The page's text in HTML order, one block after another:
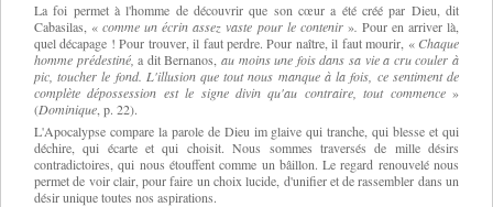
La foi permet à l'homme de découvrir que son cœur a été créé par Dieu, dit
Cabasilas, «comme un écrin assez vaste pour le contenir ». Pour en arriver là,
quel décapage ! Pour trouver, il faut perdre. Pour naître, il faut mourir, «Chaque
homme prédestiné,a dit Bernanos,au moins une fois dans sa vie a cru couler à
pic, toucher le fond. L'illusion que tout nous manque à la fois, ce sentiment de
complète dépossession est le signe divin qu'au contraire, tout commence»
(Dominique , p. 22).
L'Apocalypse compare la parole de Dieu im glaive qui tranche, qui blesse et qui
déchire, qui écarte et qui choisit. Nous sommes traversés de mille désirs
contradictoires, qui nous étouffent comme un bâillon. Le regard renouvelé nous
permet de voir clair, pour faire un choix lucide, d'unifier et de rassembler dans un
désir unique toutes nos aspirations.